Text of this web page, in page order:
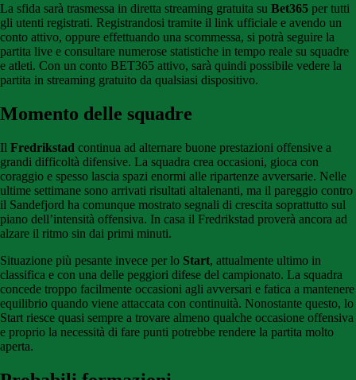
La sfida sarà trasmessa in diretta streaming gratuita su Bet365 per tutti
gli utenti registrati. Registrandosi tramite il link ufficiale e avendo un
conto attivo, oppure effettuando una scommessa, si potrà seguire la
partita live e consultare numerose statistiche in tempo reale su squadre
e atleti. Con un conto BET365 attivo, sarà quindi possibile vedere la
partita in streaming gratuito da qualsiasi dispositivo.
Momento delle squadre
Il Fredrikstad continua ad alternare buone prestazioni offensive a
grandi difficoltà difensive. La squadra crea occasioni, gioca con
coraggio e spesso lascia spazi enormi alle ripartenze avversarie. Nelle
ultime settimane sono arrivati risultati altalenanti, ma il pareggio contro
il Sandefjord ha comunque mostrato segnali di crescita soprattutto sul
piano dell’intensità offensiva. In casa il Fredrikstad proverà ancora ad
alzare il ritmo sin dai primi minuti.
Situazione più pesante invece per lo Start, attualmente ultimo in
classifica e con una delle peggiori difese del campionato. La squadra
concede troppo facilmente occasioni agli avversari e fatica a mantenere
equilibrio quando viene attaccata con continuità. Nonostante questo, lo
Start riesce quasi sempre a trovare almeno qualche occasione offensiva
e proprio la necessità di fare punti potrebbe rendere la partita molto
aperta.